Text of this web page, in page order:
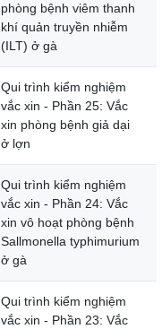
phòng bệnh viêm thanh
khí quản truyền nhiễm
(ILT) ở gà
Qui trình kiểm nghiệm
vắc xin - Phần 25: Vắc
xin phòng bệnh giả dại
ở lợn
Qui trình kiểm nghiệm
vắc xin - Phần 24: Vắc
xin vô hoạt phòng bệnh
Sallmonella typhimurium
ở gà
Qui trình kiểm nghiệm
vắc xin - Phần 23: Vắc